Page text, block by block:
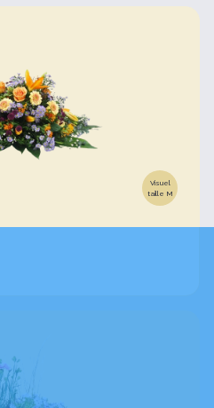
Visuel
taille M